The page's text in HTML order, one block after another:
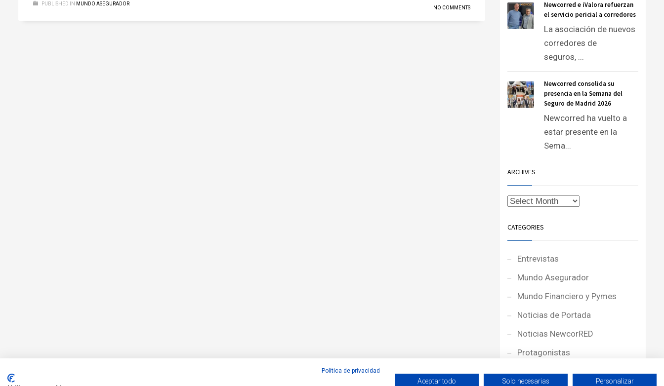
PUBLISHED IN MUNDO ASEGURADOR
NO COMMENTS
Newcorred e iValora refuerzan
el servicio pericial a corredores
La asociación de nuevos
corredores de
seguros, ...
Newcorred consolida su
presencia en la Semana del
Seguro de Madrid 2026
Newcorred ha vuelto a
estar presente en la
Sema...
ARCHIVES
CATEGORIES
Entrevistas
Mundo Asegurador
Mundo Financiero y Pymes
Noticias de Portada
Noticias NewcorRED
Protagonistas
Reportajes
Política de privacidad
Aceptar todo Solo necesarias Personalizar